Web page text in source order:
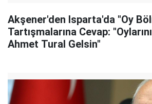
Akşener'den Isparta'da "Oy
Tartışmalarına Cevap:
Ahmet Tural Gelsin"